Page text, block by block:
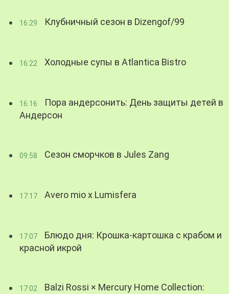
16:29 Клубничный сезон в Dizengof/99
16:22 Холодные супы в Atlantica Bistro
16:16
Пора андерсонить: День защиты детей в
Андерсон
09:58 Сезон сморчков в Jules Zang
17:17 Avero mio x Lumisfera
17:07
Блюдо дня: Крошка-картошка с крабом и
красной икрой
17:02
Balzi Rossi × Mercury Home Collection: